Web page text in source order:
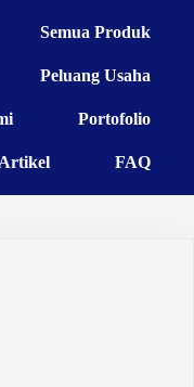
Semua Produk
Peluang Usaha
Portofolio
Artikel FAQ